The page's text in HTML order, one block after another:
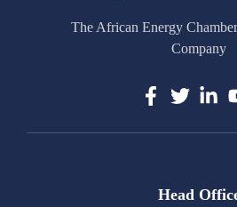
The African Energy
Company
Head